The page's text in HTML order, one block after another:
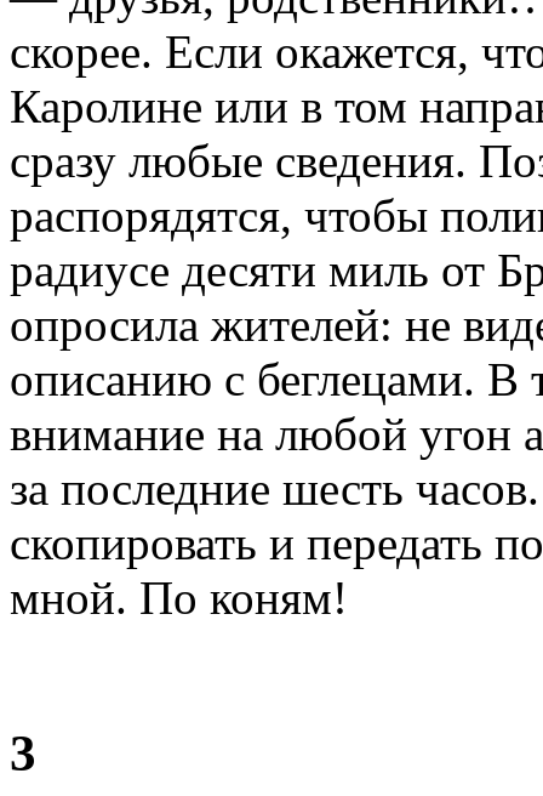
скорее. Если окажется,
Каролине или в том
сразу любые сведения.
распорядятся, чтобы
радиусе десяти миль от
опросила жителей: не
описанию с беглецами.
внимание на любой угон
за последние шесть
скопировать и передать
мной. По коням!
3